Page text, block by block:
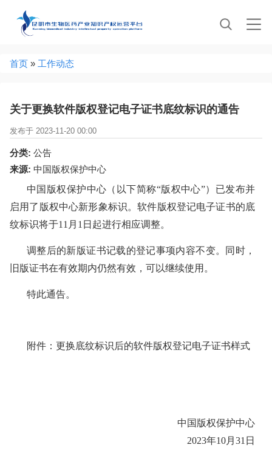
当首页 » 工作动态
关于更换软件版权登记电子证书底纹标识的通告
发布于 2023-11-20 00:00
分类: 公告
来源: 中国版权保护中心
中国版权保护中心（以下简称“版权中心”）已发布并
启用了版权中心新形象标识。软件版权登记电子证书的底
纹标识将于11月1日起进行相应调整。
调整后的新版证书记载的登记事项内容不变。同时，
旧版证书在有效期内仍然有效，可以继续使用。
特此通告。
附件：更换底纹标识后的软件版权登记电子证书样式
中国版权保护中心
2023年10月31日